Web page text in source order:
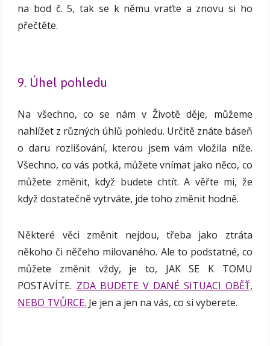
na bod č. 5, tak se k němu vraťte a znovu si ho
přečtěte.
9. Úhel pohledu
Na všechno, co se nám v Životě děje, můžeme
nahlížet z různých úhlů pohledu. Určitě znáte báseň
o daru rozlišování, kterou jsem vám vložila níže.
Všechno, co vás potká, můžete vnímat jako něco, co
můžete změnit, když budete chtít. A věřte mi, že
když dostatečně vytrváte, jde toho změnit hodně.
Některé věci změnit nejdou, třeba jako ztráta
někoho či něčeho milovaného. Ale to podstatné, co
můžete změnit vždy, je to, JAK SE K TOMU
POSTAVÍTE. ZDA BUDETE V DANÉ SITUACI OBĚŤ,
NEBO TVŮRCE. Je jen a jen na vás, co si vyberete.